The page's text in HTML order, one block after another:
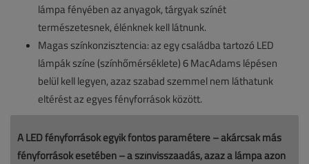
lámpa fényében az anyagok, tárgyak színét
természetesnek, élénknek kell látnunk.
Magas színkonzisztencia: az egy családba tartozó LED
lámpák színe (színhőmérséklete) 6 MacAdams lépésen
belül kell legyen, azaz szabad szemmel nem láthatunk
eltérést az egyes fényforrások között.
A LED fényforrások egyik fontos paramétere – akárcsak más
fényforrások esetében – a színvisszaadás, azaz a lámpa azon